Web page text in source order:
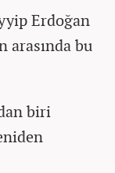
Erdoğan
arasında bu
biri